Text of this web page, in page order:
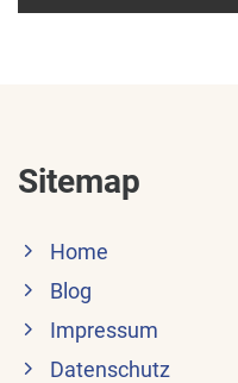
Sitemap
Home
Blog
Impressum
Datenschutz